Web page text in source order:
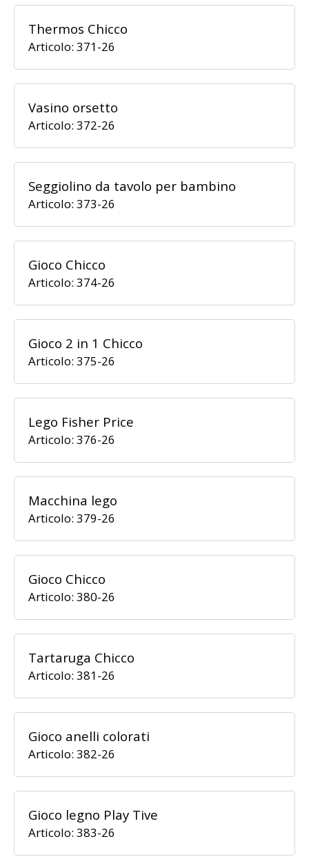
Thermos Chicco
Articolo: 371-26
Vasino orsetto
Articolo: 372-26
Seggiolino da tavolo per bambino
Articolo: 373-26
Gioco Chicco
Articolo: 374-26
Gioco 2 in 1 Chicco
Articolo: 375-26
Lego Fisher Price
Articolo: 376-26
Macchina lego
Articolo: 379-26
Gioco Chicco
Articolo: 380-26
Tartaruga Chicco
Articolo: 381-26
Gioco anelli colorati
Articolo: 382-26
Gioco legno Play Tive
Articolo: 383-26